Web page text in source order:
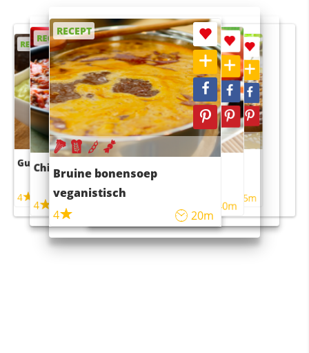
RECEPT
Guacamole
4
RECEPT
Chili con carne
4 45m
RECEPT
Bruine bonensoep
veganistisch
4
20m
RECEPT
Sushi rijstsalade
maaltijdsalade
40m
RECEPT
4 55m